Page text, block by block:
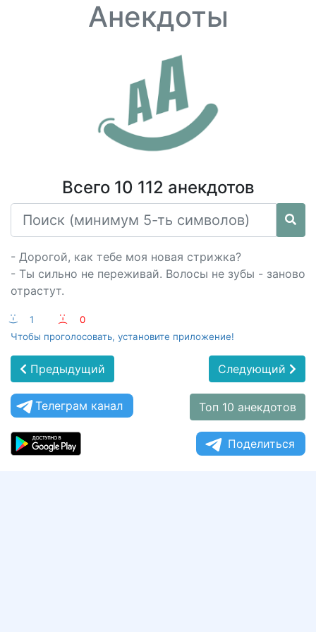
Анекдоты
Всего 10 112 анекдотов
- Дорогой, как тебе моя новая стрижка?
- Ты сильно не переживай. Волосы не зубы - заново
отрастут.
:-) 1 :-(
0
Чтобы проголосовать, установите приложение!
Предыдущий Следующий
Телеграм канал Топ 10 анекдотов
Поделиться